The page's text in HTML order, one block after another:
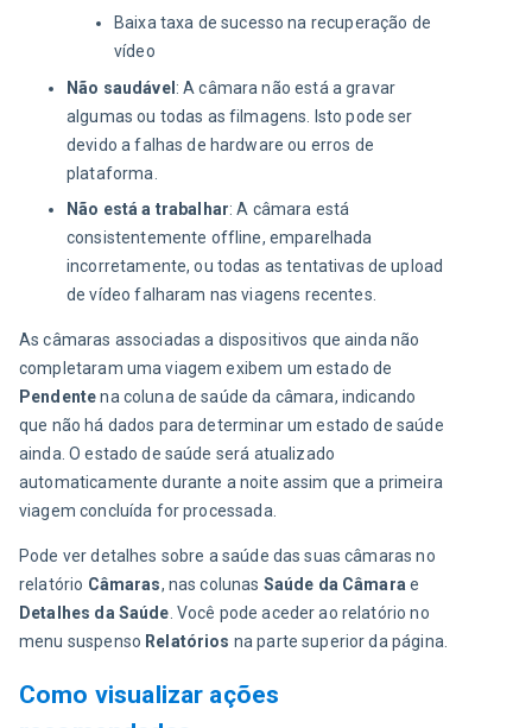
Baixa taxa de sucesso na recuperação de
vídeo
Não saudável : A câmara não está a gravar
algumas ou todas as filmagens. Isto pode ser
devido a falhas de hardware ou erros de
plataforma.
Não está a trabalhar: A câmara está
consistentemente offline, emparelhada
incorretamente, ou todas as tentativas de upload
de vídeo falharam nas viagens recentes.
As câmaras associadas a dispositivos que ainda não
completaram uma viagem exibem um estado de
Pendente na coluna de saúde da câmara, indicando
que não há dados para determinar um estado de saúde
ainda. O estado de saúde será atualizado
automaticamente durante a noite assim que a primeira
viagem concluída for processada.
Pode ver detalhes sobre a saúde das suas câmaras no
relatório Câmaras, nas colunas Saúde da Câmara e
Detalhes da Saúde . Você pode aceder ao relatório no
menu suspenso Relatórios na parte superior da página.
Como visualizar ações